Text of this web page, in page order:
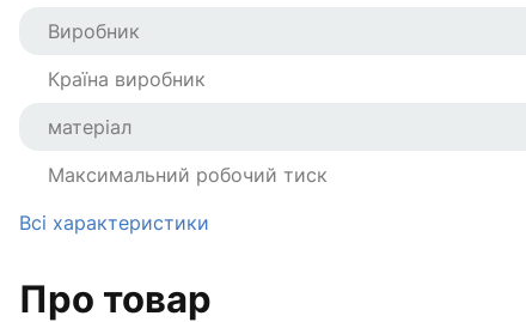
Виробник
Країна виробник
матеріал
Максимальний робочий тиск
Всі характеристики
Про товар